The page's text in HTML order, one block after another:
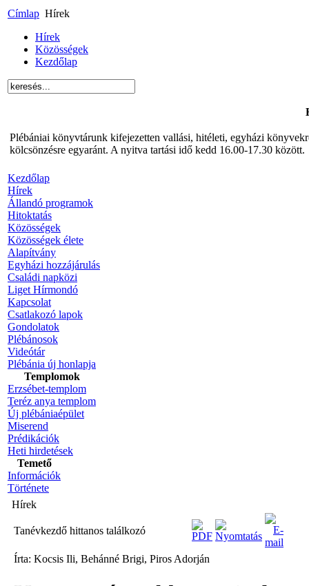
Címlap Hírek
Hírek
Közösségek
Kezdőlap
Plébániai könyvtárunk kifejezetten vallási, hitéleti, egyházi
kölcsönzésre egyaránt. A nyitva tartási idő kedd 16.00-17.30 között.
Kezdőlap
Hírek
Állandó programok
Hitoktatás
Közösségek
Közösségek élete
Alapítvány
Egyházi hozzájárulás
Családi napközi
Liget Hírmondó
Kapcsolat
Csatlakozó lapok
Gondolatok
Plébánosok
Videótár
Plébánia új honlapja
Templomok
Erzsébet-templom
Teréz anya templom
Új plébániaépület
Miserend
Prédikációk
Heti hirdetések
Temető
Információk
Története
Hírek
Tanévkezdő hittanos találkozó
Írta: Kocsis Ili, Behánné Brigi, Piros Adorján